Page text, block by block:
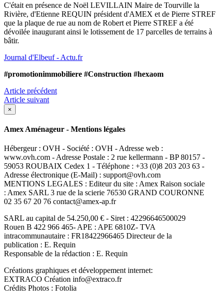
C'était en présence de Noël LEVILLAIN Maire de Tourville la
Rivière, d'Etienne REQUIN président d'AMEX et de Pierre STREF
que la plaque de rue au nom de Robert et Pierre STREF a été
dévoilée inaugurant ainsi le lotissement de 17 parcelles de terrains à
bâtir.
Journal d'Elbeuf - Actu.fr
#promotionimmobiliere #Construction #hexaom
Article précédent
Article suivant
×
Amex Aménageur - Mentions légales
Hébergeur : OVH - Société : OVH - Adresse web :
www.ovh.com - Adresse Postale : 2 rue kellermann - BP 80157 -
59053 ROUBAIX Cedex 1 - Téléphone : +33 (0)8 203 203 63 -
Adresse électronique (E-Mail) : support@ovh.com
MENTIONS LEGALES : Editeur du site : Amex Raison sociale
: Amex SARL 3 rue de la scierie 76530 GRAND COURONNE
02 35 67 20 76 contact@amex-ap.fr
SARL au capital de 54.250,00 € - Siret : 42296646500029
Rouen B 422 966 465- APE : APE 6810Z- TVA
intracommunautaire : FR18422966465 Directeur de la
publication : E. Requin
Responsable de la rédaction : E. Requin
Créations graphiques et développement internet:
EXTRACO Création info@extraco.fr
Crédits Photos : Fotolia